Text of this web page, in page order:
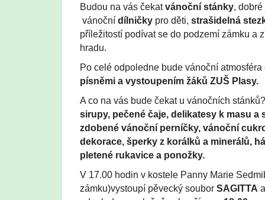
Budou na vás čekatvánoční stánky , dobré
vánočnídílničky pro děti, strašidelná
příležitostí podívat se do podzemí zámku a
hradu.
Po celé odpoledne bude vánoční
písněmi a vystoupením žáků ZUŠ Plasy.
A co na vás bude čekat u vánočních
sirupy, pečené čaje, delikatesy k masu a
zdobené vánoční perníčky, vánoční
dekorace, šperky z korálků a minerálů,
pletené rukavice a ponožky.
V 17.00 hodin v kostele Panny Marie
zámku)vystoupí pěvecký soubor SAGITTA